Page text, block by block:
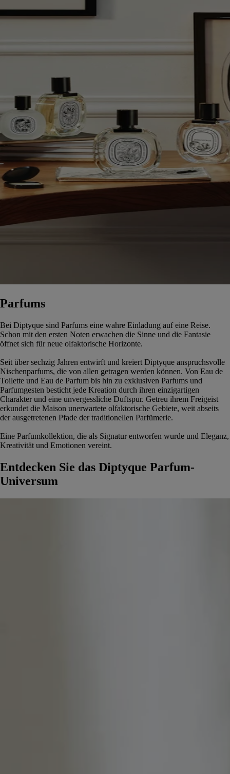
Parfums
Bei Diptyque sind Parfums eine wahre Einladung auf eine Reise.
Schon mit den ersten Noten erwachen die Sinne und die Fantasie
öffnet sich für neue olfaktorische Horizonte.
Seit über sechzig Jahren entwirft und kreiert Diptyque anspruchsvolle
Nischenparfums, die von allen getragen werden können. Von Eau de
Toilette und Eau de Parfum bis hin zu exklusiven Parfums und
Parfumgesten besticht jede Kreation durch ihren einzigartigen
Charakter und eine unvergessliche Duftspur. Getreu ihrem Freigeist
erkundet die Maison unerwartete olfaktorische Gebiete, weit abseits
der ausgetretenen Pfade der traditionellen Parfümerie.
Eine Parfumkollektion, die als Signatur entworfen wurde und Eleganz,
Kreativität und Emotionen vereint.
Entdecken Sie das Diptyque Parfum-
Universum